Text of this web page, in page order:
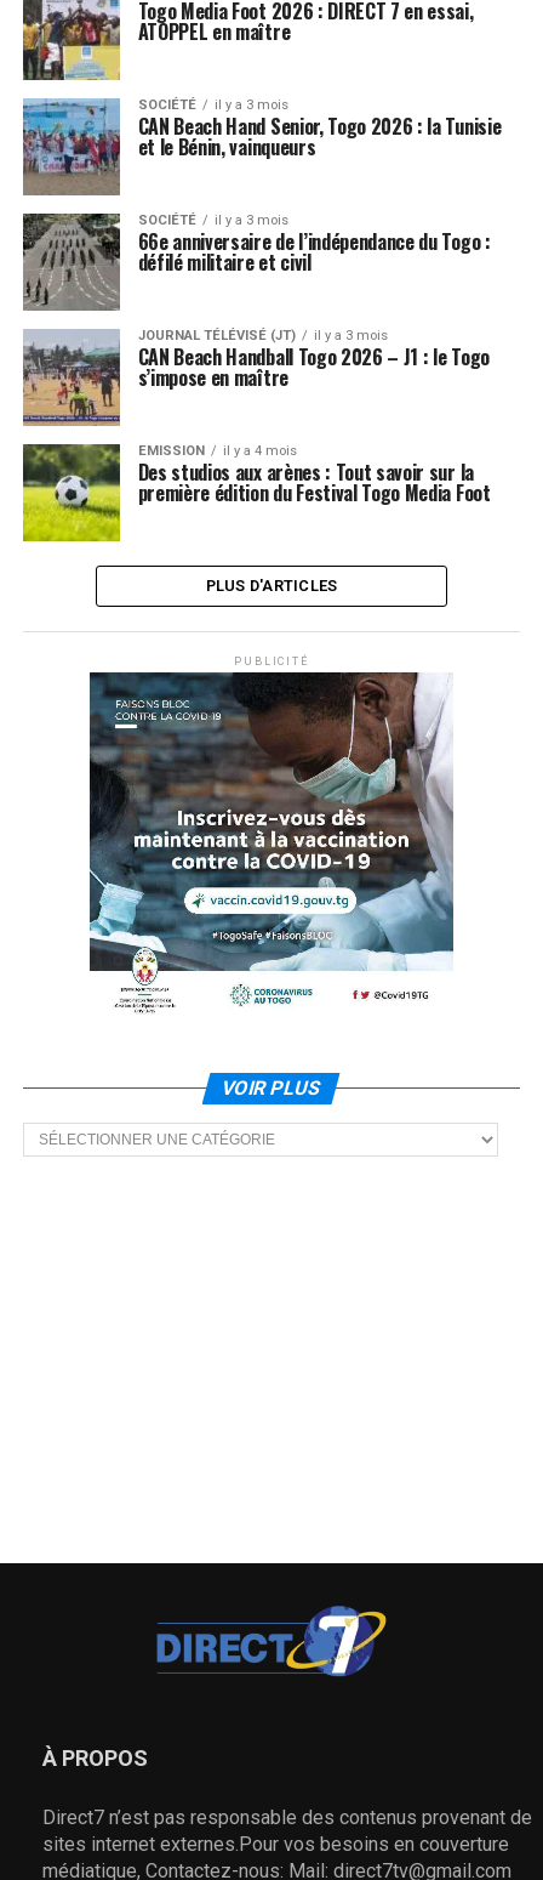
Togo Media Foot 2026 : DIRECT 7 en essai,
ATOPPEL en maître
SOCIÉTÉ il y a 3 mois
CAN Beach Hand Senior, Togo 2026 : la Tunisie
et le Bénin, vainqueurs
SOCIÉTÉ il y a 3 mois
66e anniversaire de l’indépendance du Togo :
défilé militaire et civil
JOURNAL TÉLÉVISÉ (JT) il y a 3 mois
CAN Beach Handball Togo 2026 – J1 : le Togo
s’impose en maître
EMISSION il y a 4 mois
Des studios aux arènes : Tout savoir sur la
première édition du Festival Togo Media Foot
PLUS D'ARTICLES
PUBLICITÉ
VOIR PLUS
Voir
plus
À PROPOS
Direct7 n’est pas responsable des contenus provenant de
sites internet externes.Pour vos besoins en couverture
médiatique, Contactez-nous: Mail: direct7tv@gmail.com